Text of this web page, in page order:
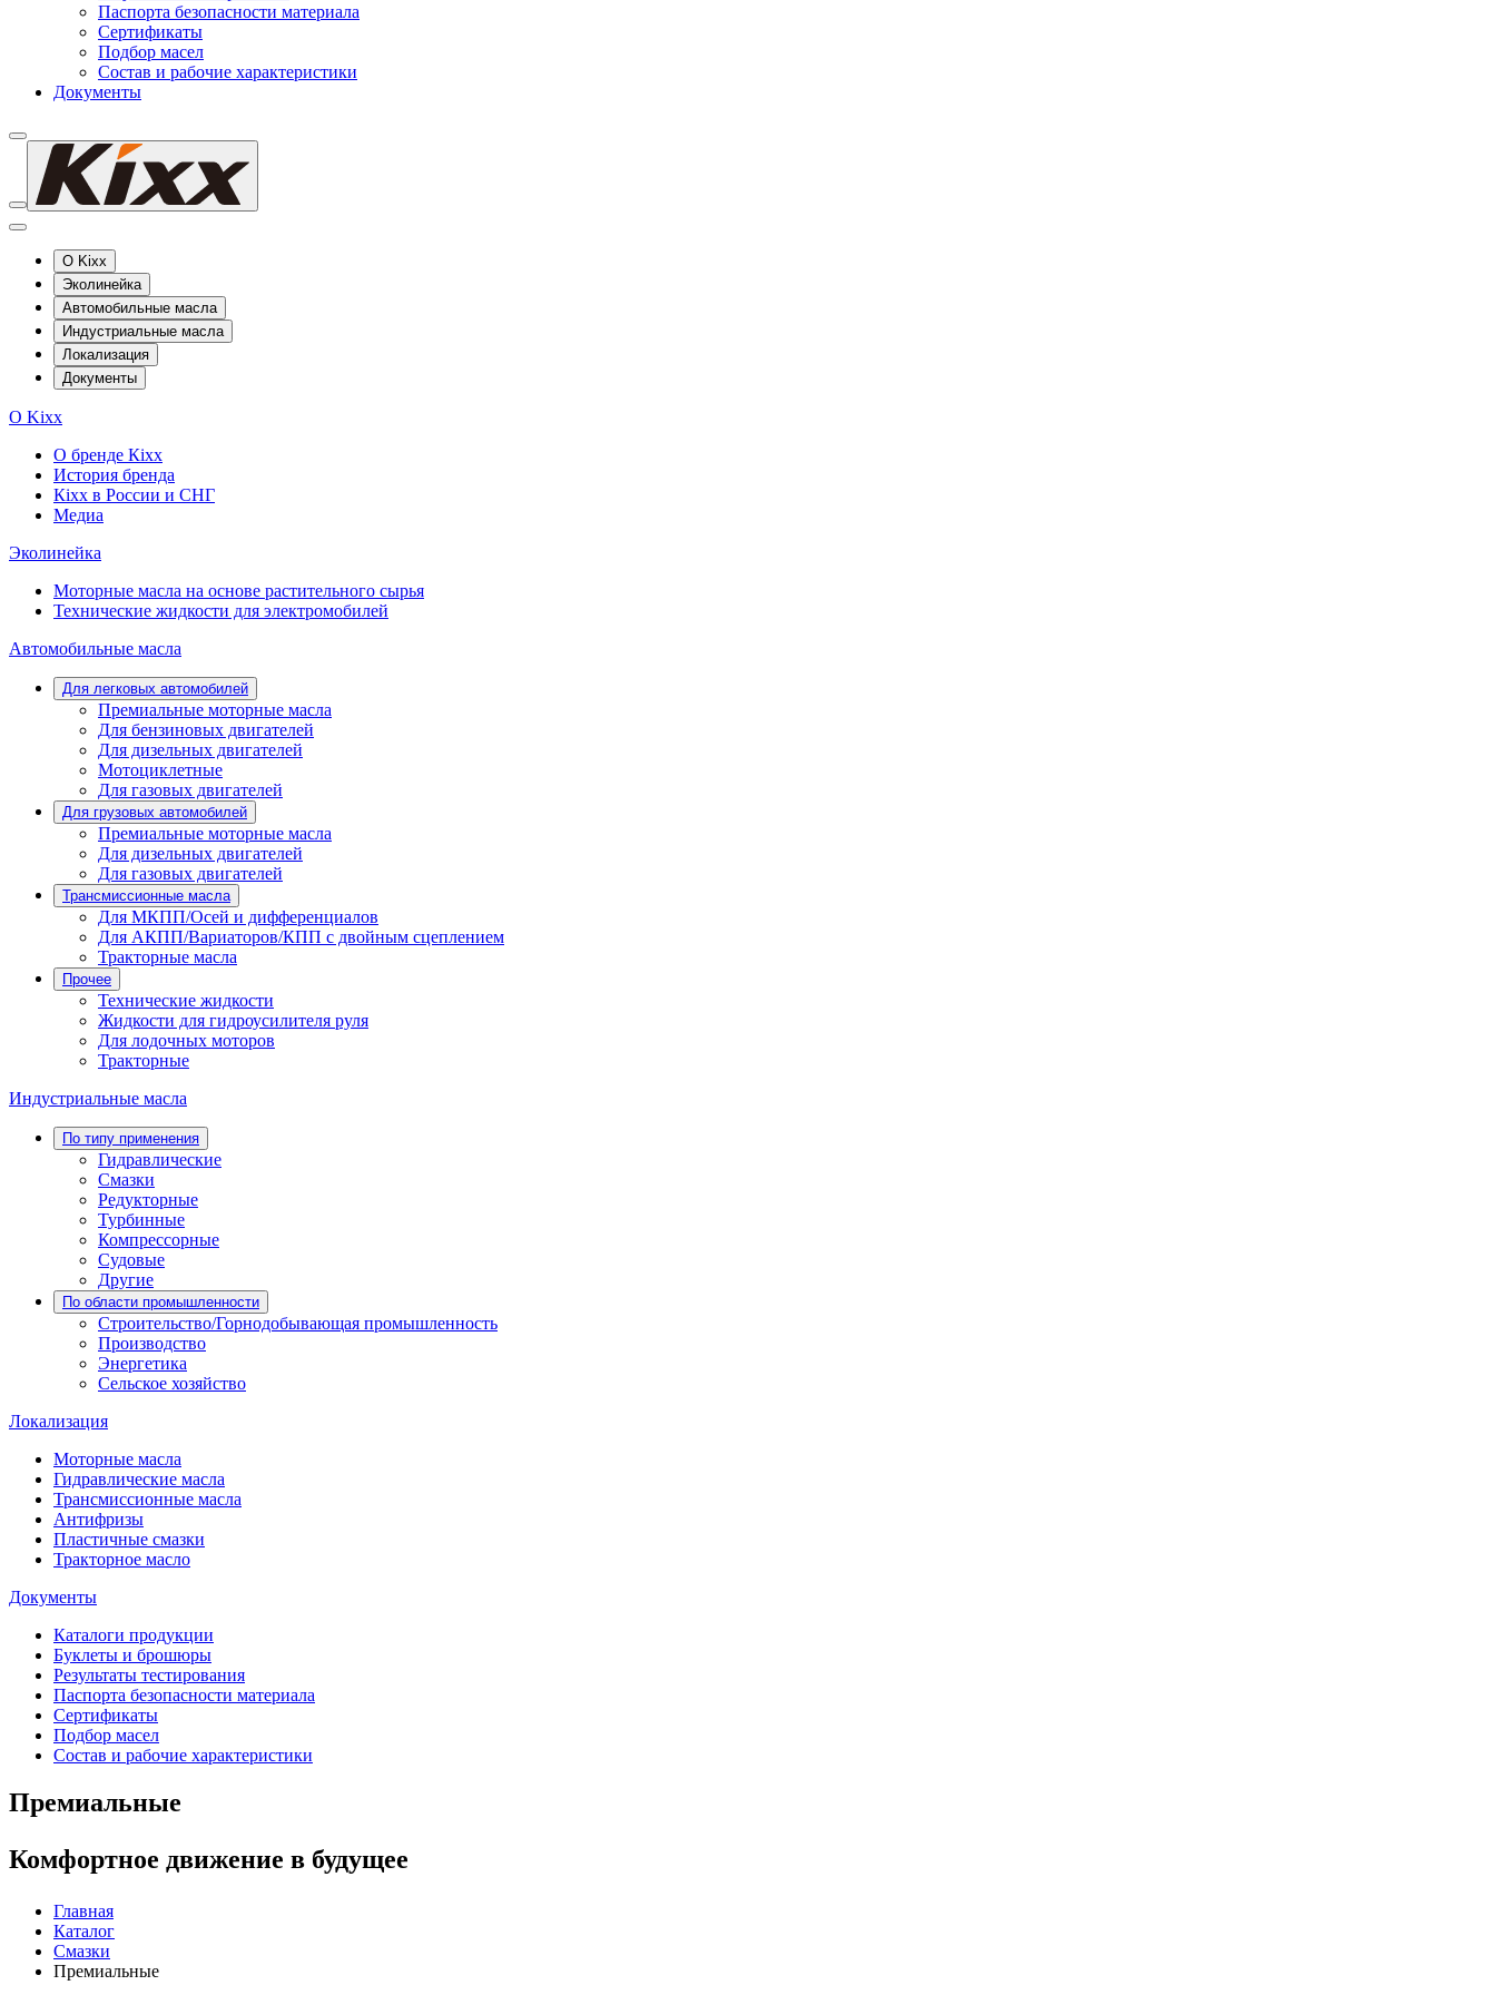
Паспорта безопасности материала
Сертификаты
Подбор масел
Состав и рабочие характеристики
Документы
О Kixx
Эколинейка
Автомобильные масла
Индустриальные масла
Локализация
Документы
О Kixx
О бренде Кіхх
История бренда
Кіхx в России и СНГ
Медиа
Эколинейка
Моторные масла на основе растительного сырья
Технические жидкости для электромобилей
Автомобильные масла
Для легковых автомобилей
Премиальные моторные масла
Для бензиновых двигателей
Для дизельных двигателей
Мотоциклетные
Для газовых двигателей
Для грузовых автомобилей
Премиальные моторные масла
Для дизельных двигателей
Для газовых двигателей
Трансмиссионные масла
Для МКПП/Осей и дифференциалов
Для АКПП/Вариаторов/КПП с двойным сцеплением
Тракторные масла
Прочее
Технические жидкости
Жидкости для гидроусилителя руля
Для лодочных моторов
Тракторные
Индустриальные масла
По типу применения
Гидравлические
Cмазки
Редукторные
Турбинные
Компрессорные
Судовые
Другие
По области промышленности
Строительство/Горнодобывающая промышленность
Производство
Энергетика
Сельское хозяйство
Локализация
Моторные масла
Гидравлические масла
Трансмиссионные масла
Антифризы
Пластичные смазки
Тракторное масло
Документы
Каталоги продукции
Буклеты и брошюры
Результаты тестирования
Паспорта безопасности материала
Сертификаты
Подбор масел
Состав и рабочие характеристики
Премиальные
Комфортное движение в будущее
Главная
Каталог
Cмазки
Премиальные